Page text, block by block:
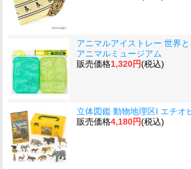
アニマルアイストレー 世界
アニマルミュージアム
販売価格1,320円(税込)
立体図鑑 動物地理区I エチオ
販売価格4,180円(税込)